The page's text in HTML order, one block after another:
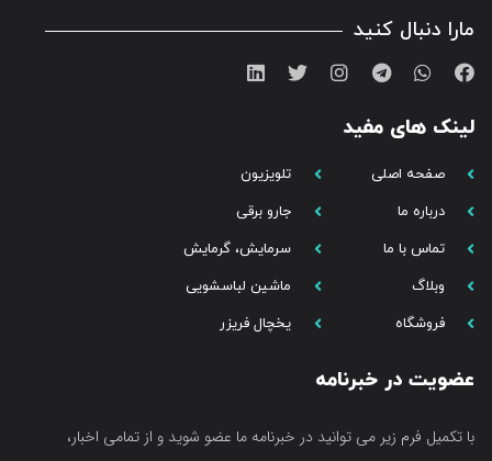
مارا دنبال کنید
لینک های مفید
صفحه اصلی
درباره ما
تماس با ما
وبلاگ
فروشگاه
تلویزیون
جارو برقی
سرمایش، گرمایش
ماشین لباسشویی
یخچال فریزر
عضویت در خبرنامه
با تکمیل فرم زیر می توانید در خبرنامه ما عضو شوید و از تمامی اخبار،